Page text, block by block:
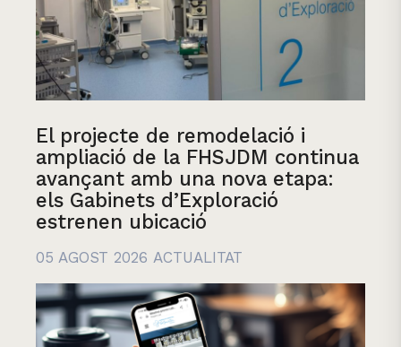
El projecte de remodelació i
ampliació de la FHSJDM continua
avançant amb una nova etapa:
els Gabinets d’Exploració
estrenen ubicació
05 AGOST 2026 ACTUALITAT